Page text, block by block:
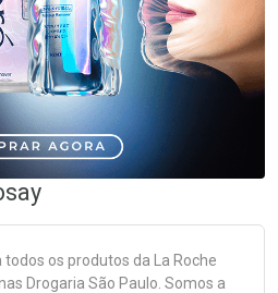
todos os produtos da
La Roche
Drogaria São Paulo. Somos a